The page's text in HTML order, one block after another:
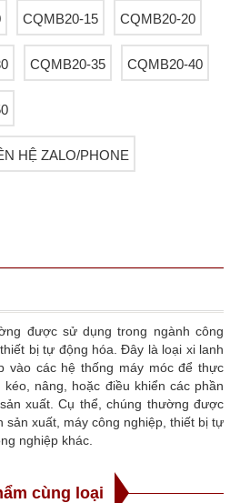
CQMB20-15 CQMB20-20
CQMB20-35 CQMB20-40
HỆ ZALO/PHONE
được sử dụng trong ngành công
bị tự động hóa. Đây là loại xi lanh
vào các hệ thống máy móc để thực
nâng, hoặc điều khiển các phần
xuất. Cụ thể, chúng thường được
sản xuất, máy công nghiệp, thiết bị tự
nghiệp khác.
cùng loại